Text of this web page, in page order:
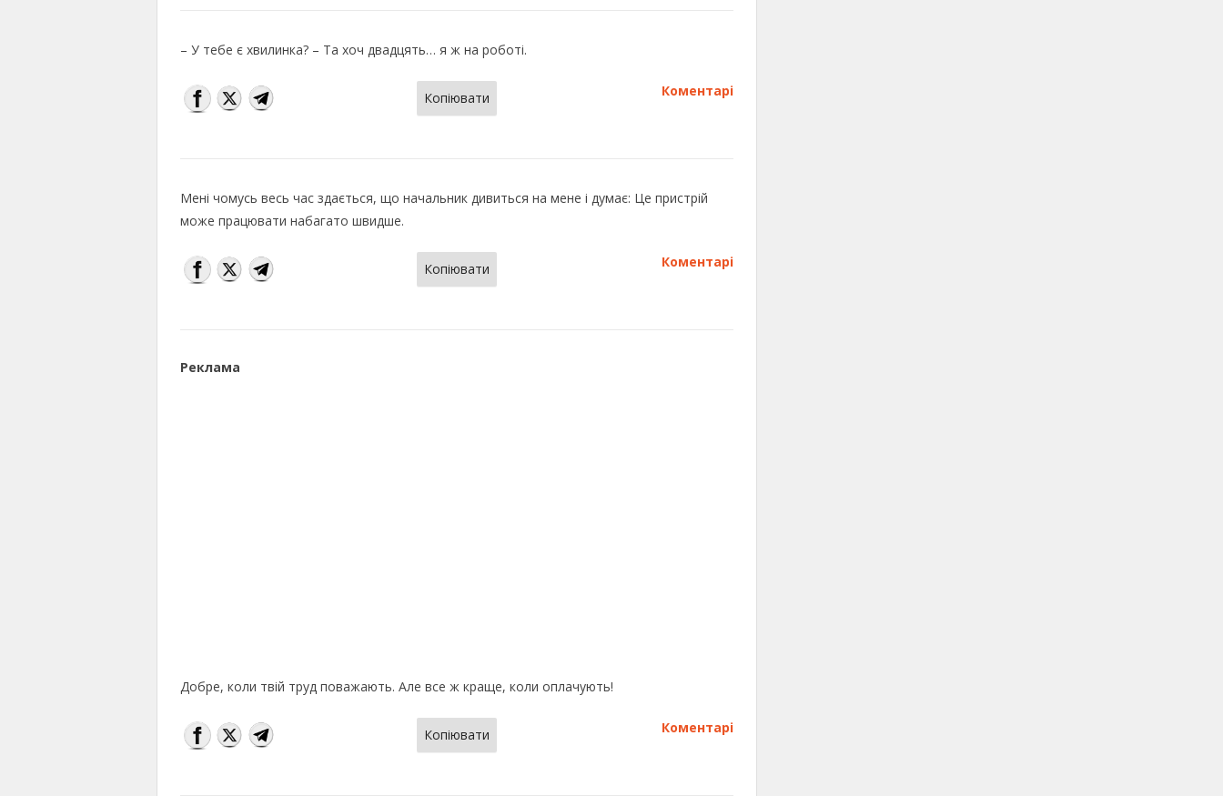
– У тебе є хвилинка? – Та хоч двадцять… я ж на роботі.
Копіювати Коментарі
Мені чомусь весь час здається, що начальник дивиться на мене і думає: Це пристрій
може працювати набагато швидше.
Копіювати Коментарі
Реклама
Добре, коли твій труд поважають. Але все ж краще, коли оплачують!
Копіювати Коментарі